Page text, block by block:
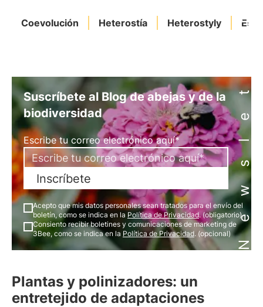
Coevolución Heterostía Heterostyly Newsletter
Suscríbete al Blog de abejas y de la
biodiversidad
Escribe tu correo electrónico aquí*
Inscríbete
Acepto que mis datos personales sean tratados para el envío del
boletín, como se indica en la Política de Privacidad. (obligatorio)
Consiento recibir boletines y comunicaciones de marketing de
3Bee, como se indica en la Política de Privacidad. (opcional)
Plantas y polinizadores: un
entretejido de adaptaciones